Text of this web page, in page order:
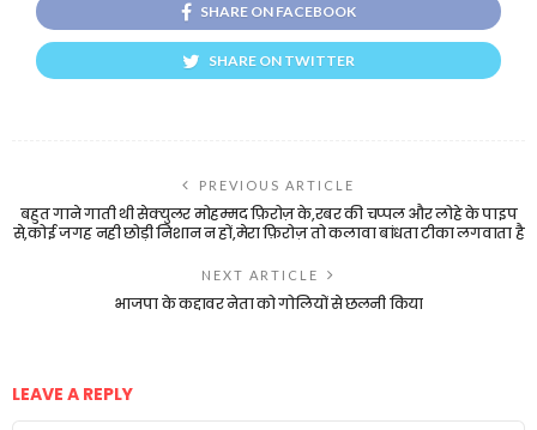
SHARE ON FACEBOOK
SHARE ON TWITTER
PREVIOUS ARTICLE
बहुत गाने गाती थी सेक्युलर मोहम्मद फ़िरोज़ के,रबर की चप्पल और लोहे के पाइप
से,कोई जगह नही छोड़ी निशान न हों,मेरा फ़िरोज़ तो कलावा बांधता टीका लगवाता है
NEXT ARTICLE
भाजपा के कद्दावर नेता को गोलियों से छलनी किया
LEAVE A REPLY